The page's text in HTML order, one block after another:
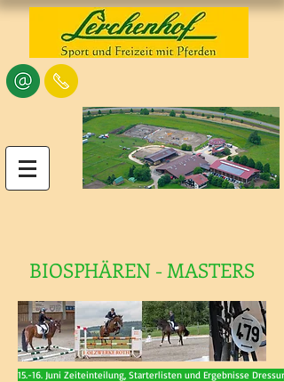
BIOSPHÄREN - MASTERS
15.-16. Juni Zeiteinteilung, Starterlisten und Ergebnisse Dressur